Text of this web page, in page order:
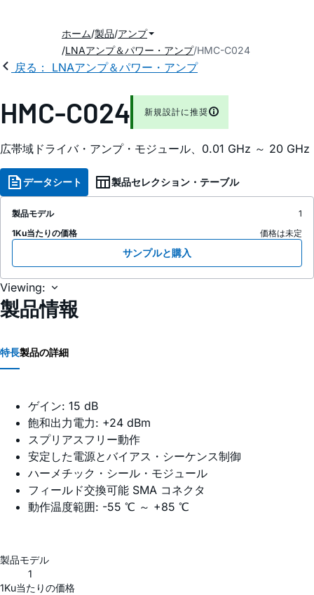
ホーム 製品 アンプ
LNAアンプ＆パワー・アンプ HMC-C024
戻る： LNAアンプ＆パワー・アンプ
HMC-C024 新規設計に推奨
広帯域ドライバ・アンプ・モジュール、0.01 GHz ～ 20 GHz
データシート 製品セレクション・テーブル
製品モデル
1
1Ku当たりの価格
価格は未定
サンプルと購入
Viewing:
製品情報
特長製品の詳細
ゲイン: 15 dB
飽和出力電力: +24 dBm
スプリアスフリー動作
安定した電源とバイアス・シーケンス制御
ハーメチック・シール・モジュール
フィールド交換可能 SMA コネクタ
動作温度範囲: -55 ℃ ～ +85 ℃
製品モデル
1
1Ku当たりの価格